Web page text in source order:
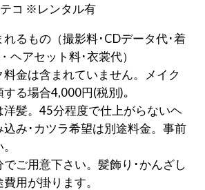
コ ※レンタル有
るもの（撮影料･CDデータ代･着
ヘアセット料･衣裳代）
金は含まれていません。メイク
る場合4,000円(税別)｡
髪。45分程度で仕上がらないヘ
み･カツラ希望は別途料金。事前
ご用意下さい。髪飾り･かんざし
用が掛ります。